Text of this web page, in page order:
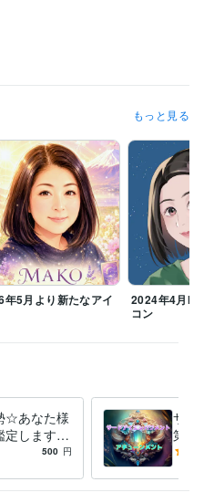
場合。
ただけないまま48時間で、正式な
す(*˘︶˘*).｡*♡
までなく自分らしく日々一生懸
い致します。】
きます。】
す。
リング・アチュンーメントに入り
もっと見る
年5月より新たなアイ
2024年4月
コン
☆あなた様
定します
くじ感覚☆
500 円
サー
第三
能力